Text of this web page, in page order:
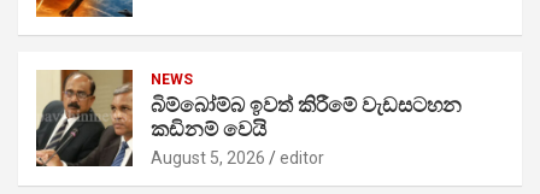
NEWS
බිම්බෝම්බ ඉවත් කිරීමේ වැඩසටහන
කඩිනම් වෙයි
August 5, 2026 editor